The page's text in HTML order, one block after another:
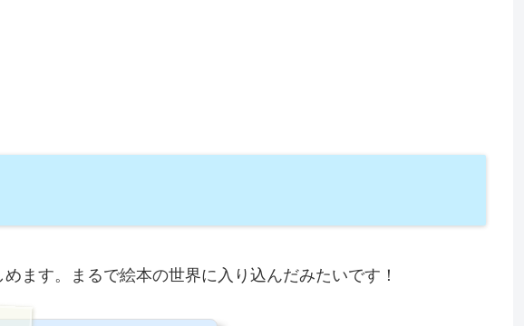
ます。まるで絵本の世界に入り込んだみたいです！